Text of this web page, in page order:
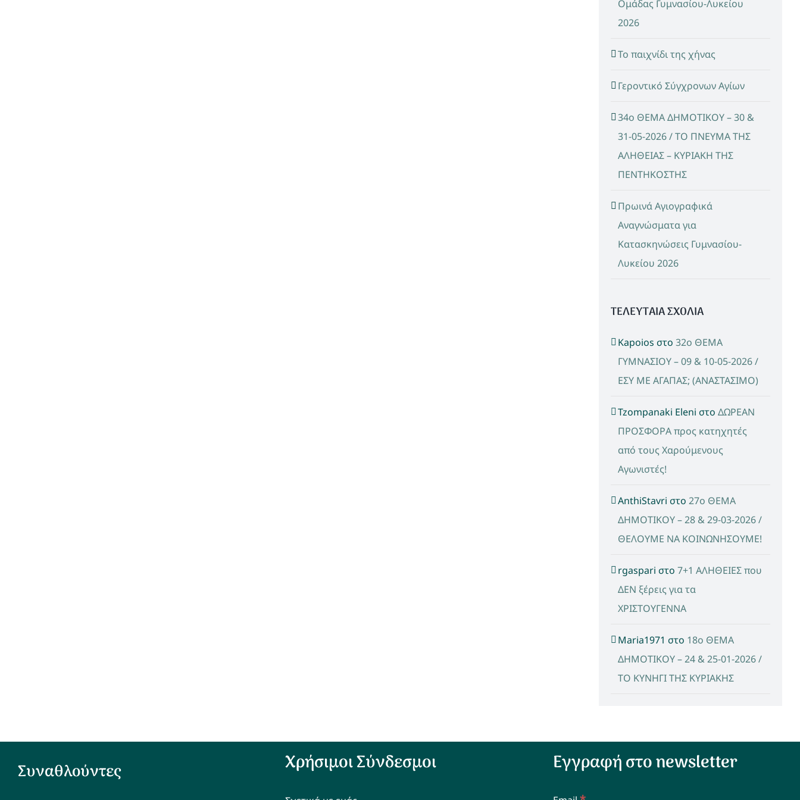
Ομάδας Γυμνασίου-Λυκείου
2026
Το παιχνίδι της χήνας
Γεροντικό Σύγχρονων Αγίων
34ο ΘΕΜΑ ΔΗΜΟΤΙΚΟΥ – 30 &
31-05-2026 / ΤΟ ΠΝΕΥΜΑ ΤΗΣ
ΑΛΗΘΕΙΑΣ – ΚΥΡΙΑΚΗ ΤΗΣ
ΠΕΝΤΗΚΟΣΤΗΣ
Πρωινά Αγιογραφικά
Αναγνώσματα για
Κατασκηνώσεις Γυμνασίου-
Λυκείου 2026
ΤΕΛΕΥΤΑΙΑ ΣΧΟΛΙΑ
Kapoios στο 32ο ΘΕΜΑ
ΓΥΜΝΑΣΙΟΥ – 09 & 10-05-2026 /
ΕΣΥ ΜΕ ΑΓΑΠΑΣ; (ΑΝΑΣΤΑΣΙΜΟ)
Tzompanaki Eleni στο ΔΩΡΕΑΝ
ΠΡΟΣΦΟΡΑ προς κατηχητές
από τους Χαρούμενους
Αγωνιστές!
AnthiStavri στο 27ο ΘΕΜΑ
ΔΗΜΟΤΙΚΟΥ – 28 & 29-03-2026 /
ΘΕΛΟΥΜΕ ΝΑ ΚΟΙΝΩΝΗΣΟΥΜΕ!
rgaspari στο 7+1 ΑΛΗΘΕΙΕΣ που
ΔΕΝ ξέρεις για τα
ΧΡΙΣΤΟΥΓΕΝΝΑ
Maria1971 στο 18ο ΘΕΜΑ
ΔΗΜΟΤΙΚΟΥ – 24 & 25-01-2026 /
ΤΟ ΚΥΝΗΓΙ ΤΗΣ ΚΥΡΙΑΚΗΣ
Συναθλούντες Χρήσιμοι Σύνδεσμοι Εγγραφή στο newsletter